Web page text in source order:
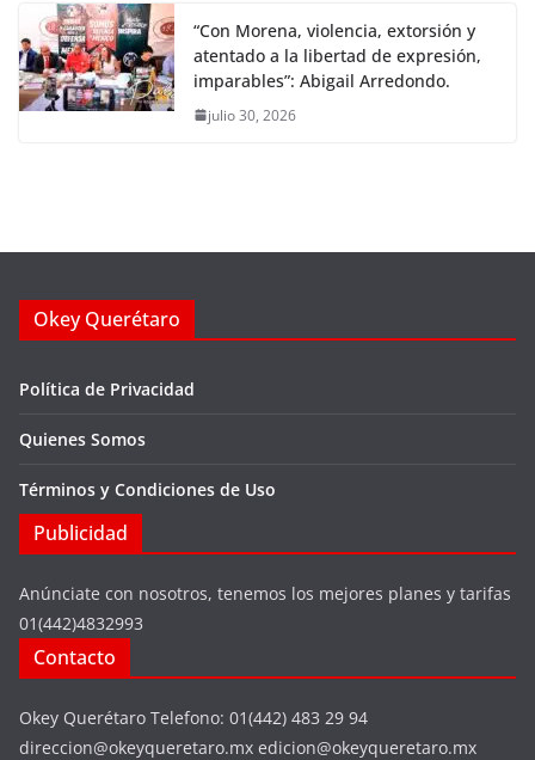
“Con Morena, violencia, extorsión y
atentado a la libertad de expresión,
imparables”: Abigail Arredondo.
julio 30, 2026
Okey Querétaro
Política de Privacidad
Quienes Somos
Términos y Condiciones de Uso
Publicidad
Anúnciate con nosotros, tenemos los mejores planes y tarifas
01(442)4832993
Contacto
Okey Querétaro Telefono: 01(442) 483 29 94
direccion@okeyqueretaro.mx edicion@okeyqueretaro.mx